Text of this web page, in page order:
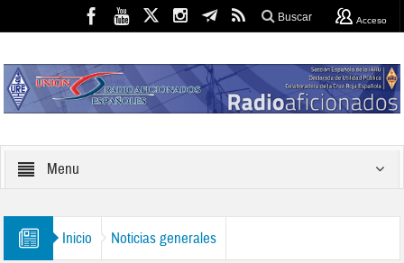
Buscar Acceso
Menu
Inicio Noticias generales